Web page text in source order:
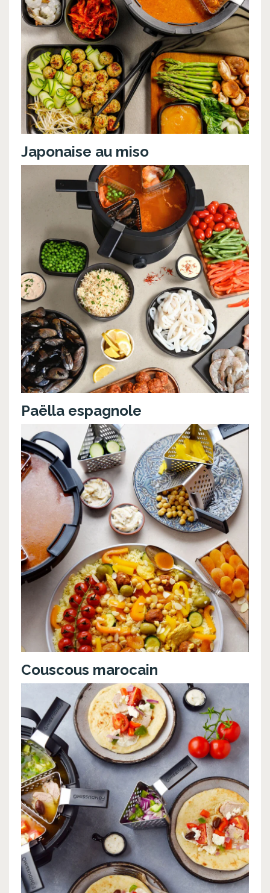
Japonaise au miso
Paëlla espagnole
Couscous marocain